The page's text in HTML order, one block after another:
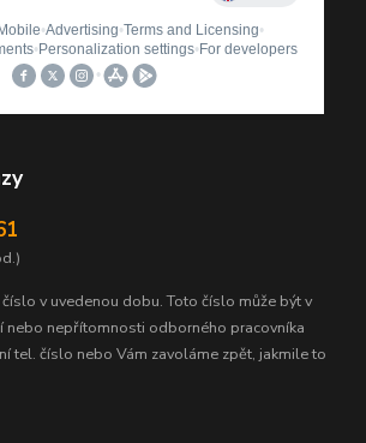
v uvedenou dobu. Toto číslo může být v
nebo nepřítomnosti odborného pracovníka
tel. číslo nebo Vám zavoláme zpět, jakmile to